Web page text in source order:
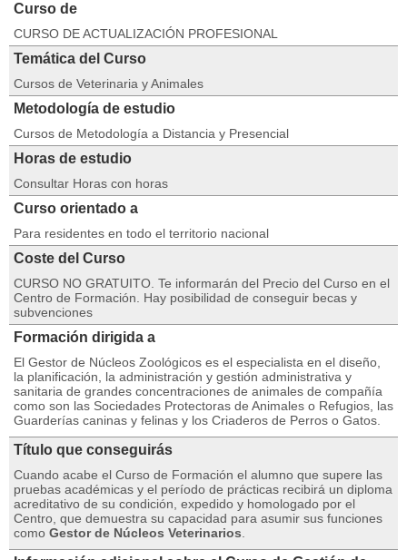
Curso de
CURSO DE ACTUALIZACIÓN PROFESIONAL
Temática del Curso
Cursos de Veterinaria y Animales
Metodología de estudio
Cursos de Metodología a Distancia y Presencial
Horas de estudio
Consultar Horas con horas
Curso orientado a
Para residentes en todo el territorio nacional
Coste del Curso
CURSO NO GRATUITO. Te informarán del Precio del Curso en el
Centro de Formación. Hay posibilidad de conseguir becas y
subvenciones
Formación dirigida a
El Gestor de Núcleos Zoológicos es el especialista en el diseño,
la planificación, la administración y gestión administrativa y
sanitaria de grandes concentraciones de animales de compañía
como son las Sociedades Protectoras de Animales o Refugios, las
Guarderías caninas y felinas y los Criaderos de Perros o Gatos.
Título que conseguirás
Cuando acabe el Curso de Formación el alumno que supere las
pruebas académicas y el período de prácticas recibirá un diploma
acreditativo de su condición, expedido y homologado por el
Centro, que demuestra su capacidad para asumir sus funciones
como Gestor de Núcleos Veterinarios